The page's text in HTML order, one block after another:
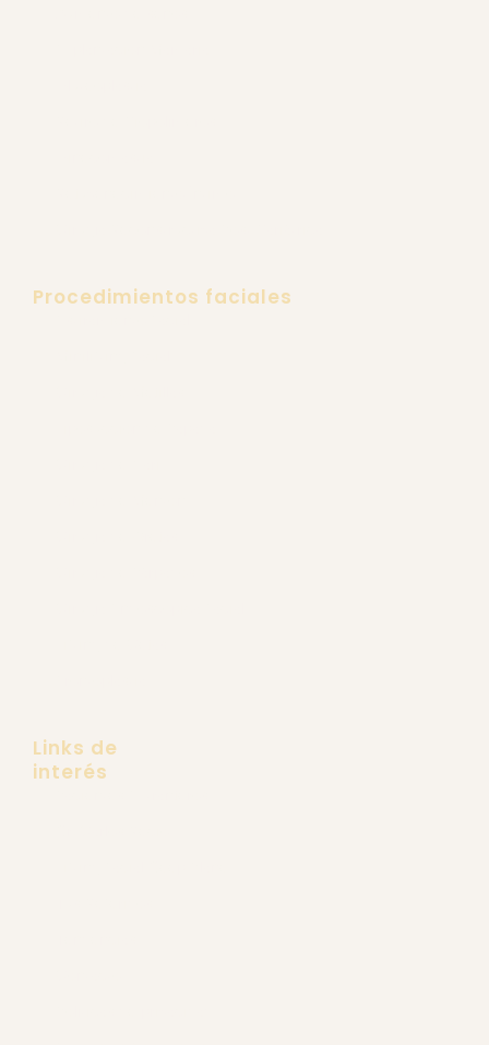
Procedimientos faciales
Links de
interés